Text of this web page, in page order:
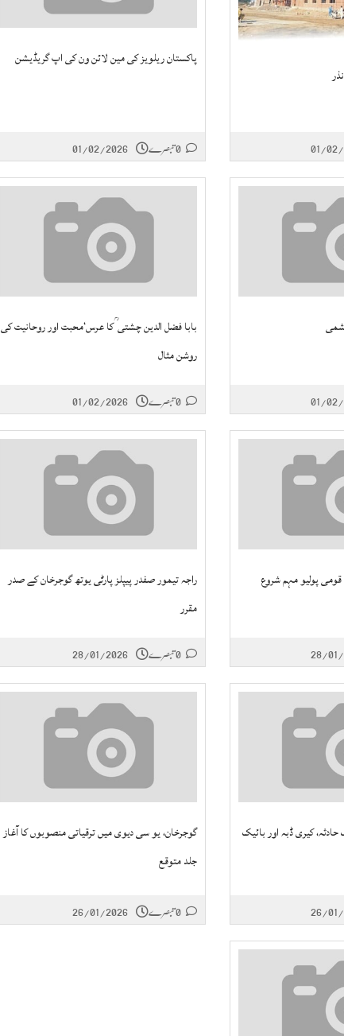
01/02/
پاکستان ریلویز کی مین لائن ون کی اپ گریڈیشن
01/02/2026
01/02/
بابا فضل الدین چشتی ؒکا عرس‘محبت اور روحانیت کی
روشن مثال
01/02/2026
28/01/
راجہ تیمور صفدر پیپلز پارٹی یوتھ گوجرخان کے صدر
مقرر
28/01/2026
کیری ڈبہ اور بائیک
26/01/
گوجرخان، یو سی دیوی میں ترقیاتی منصوبوں کا آغاز
جلد متوقع
26/01/2026